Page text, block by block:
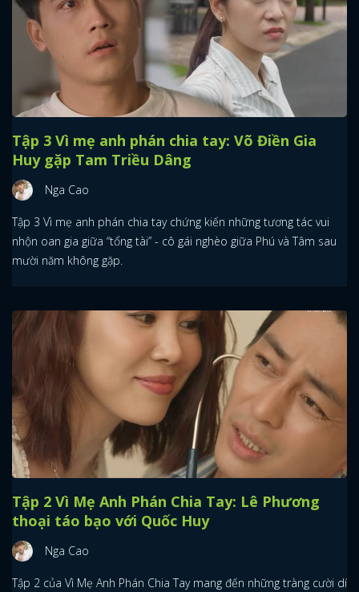
Tập 3 Vì mẹ anh phán chia tay: Võ Điền Gia
Huy gặp Tam Triều Dâng
Nga Cao
Tập 3 Vì mẹ anh phán chia tay chứng kiến những tương tác vui
nhộn oan gia giữa “tổng tài” - cô gái nghèo giữa Phú và Tâm sau
mười năm không gặp.
Tập 2 Vì Mẹ Anh Phán Chia Tay: Lê Phương
thoại táo bạo với Quốc Huy
Nga Cao
Tập 2 của Vì Mẹ Anh Phán Chia Tay mang đến những tràng cười dí